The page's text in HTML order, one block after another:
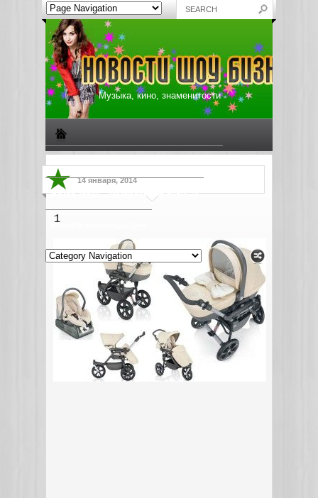
Музыка, кино, знаменитости
Жизнь звезд Музыкальные новости
Новости киноиндустрии
14 января, 2014
1